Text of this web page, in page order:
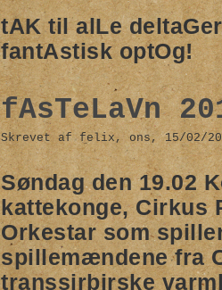
tAK til alLe
fantAstisk optOg!
fAsTeLaVn
Skrevet af felix, ons, 15/02/
Søndag den 19.02
kattekonge,Cirkus
Orkestarsom
spillemændenefra
transsirbirske